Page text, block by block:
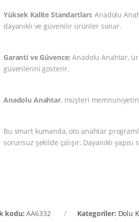
Yüksek Kalite Standartları: Anadolu
dayanıklı ve güvenilir ürünler sunar.
Garanti ve Güvence: Anadolu Anahtar,
güvenlerini gösterir.
Anadolu Anahtar, müşteri
Bu smart kumanda, oto anahtar
sorunsuz şekilde çalışır. Dayanıklı
kodu:AA6332 Kategoriler: Dolu